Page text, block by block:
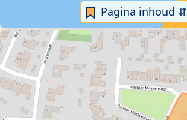
Pagina inhoud ⇵